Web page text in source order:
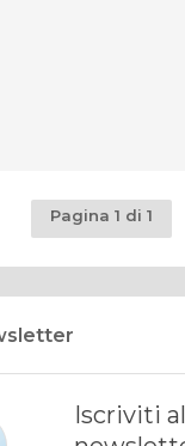
Pagina 1 di 1
Iscriviti